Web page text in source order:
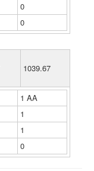
0
0
1039.67
1 ΑΑ
1
1
0